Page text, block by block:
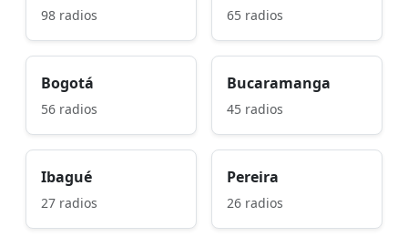
98 radios 65 radios
Bogotá
56 radios
Bucaramanga
45 radios
Ibagué
27 radios
Pereira
26 radios